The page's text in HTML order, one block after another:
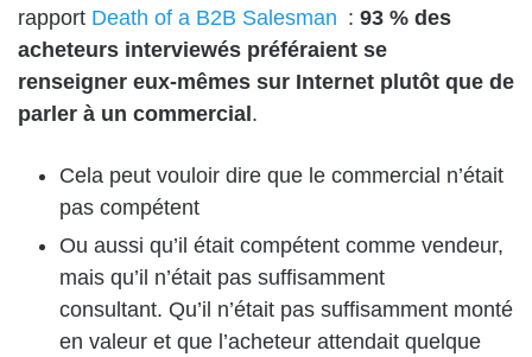
rapport Death of a B2B Salesman : 93 % des
acheteurs interviewés préféraient se
renseigner eux-mêmes sur Internet plutôt que de
parler à un commercial.
Cela peut vouloir dire que le commercial n’était
pas compétent
Ou aussi qu’il était compétent comme vendeur,
mais qu’il n’était pas suffisamment
consultant. Qu’il n’était pas suffisamment monté
en valeur et que l’acheteur attendait quelque